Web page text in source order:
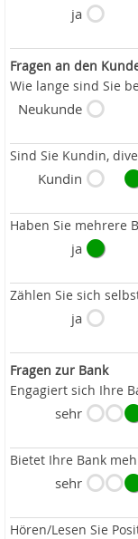
ja
Fragen an den
Wie lange sind Sie
Neukunde
Sind Sie Kundin,
Kundin
Haben Sie mehrere
ja
Zählen Sie sich
ja
Fragen zur Bank
Engagiert sich Ihre
sehr
Bietet Ihre Bank
sehr
Hören/Lesen Sie